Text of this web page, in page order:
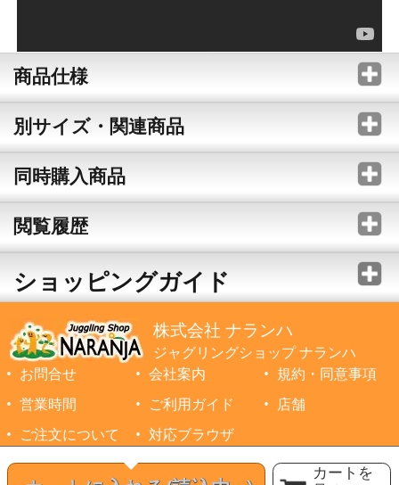
カートを
商品仕様
別サイズ・関連商品
同時購入商品
閲覧履歴
ショッピングガイド
株式会社 ナランハ
ジャグリングショップ ナランハ
お問合せ
会社案内
規約・同意事項
営業時間
ご利用ガイド
店舗
ご注文について
対応ブラウザ
©1999-2026 NARANJA Inc. All Rights Reserved.